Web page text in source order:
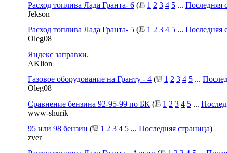
Расход топлива Лада Гранта- 6 ( 1 2 3 4 5 ... Последняя
Jekson
Расход топлива Лада Гранта- 5 ( 1 2 3 4 5 ... Последняя
Oleg08
Яндекс заправки.
AKlion
Газовое оборудование на Гранту - 4 ( 1 2 3 4 5 ...
Oleg08
Сравнение бензина 92-95-99 по БК ( 1 2 3 4 5 ...
www-shurik
95 или 98 бензин ( 1 2 3 4 5 ... Последняя страница)
zver